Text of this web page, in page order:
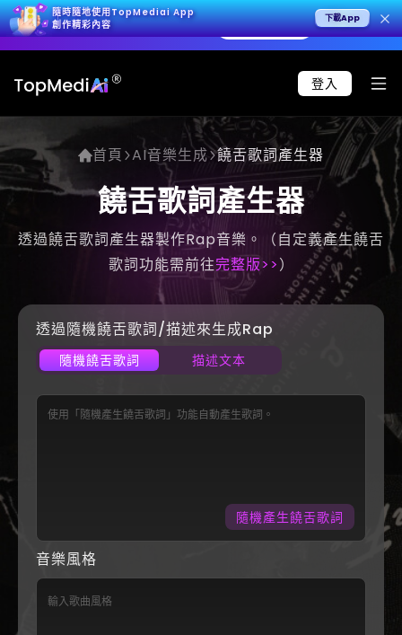
，呈現極致寫實效果。 立即試用 > 🚀
隨時隨地使用TopMediai App
創作精彩內容
下載App
登入
首頁 AI音樂生成 饒舌歌詞產生器
饒舌歌詞產生器
透過饒舌歌詞產生器製作Rap音樂。（自定義產生饒舌
歌詞功能需前往完整版>>）
透過隨機饒舌歌詞/描述來生成Rap
隨機饒舌歌詞 描述文本
隨機產生饒舌歌詞
音樂風格